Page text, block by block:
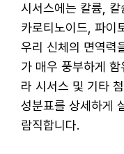
시서스에는 칼륨,
카로티노이드, 파이
우리 신체의 면역력
가 매우 풍부하게
라 시서스 및 기타
성분표를 상세하게
람직합니다.